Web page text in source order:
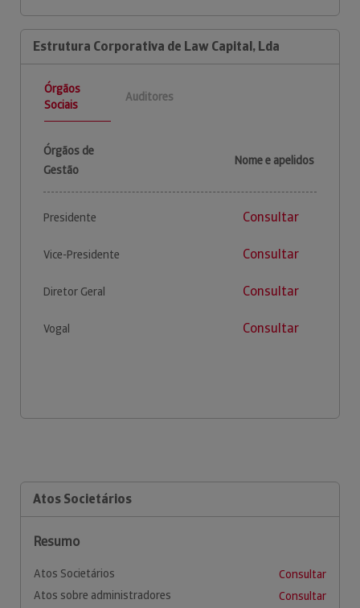
Estrutura Corporativa de Law Capital, Lda
Órgãos
Sociais
Auditores
Órgãos de
Gestão
Nome e apelidos
Presidente Consultar
Vice-Presidente Consultar
Diretor Geral Consultar
Vogal Consultar
Atos Societários
Resumo
Atos Societários
Consultar
Atos sobre administradores
Consultar